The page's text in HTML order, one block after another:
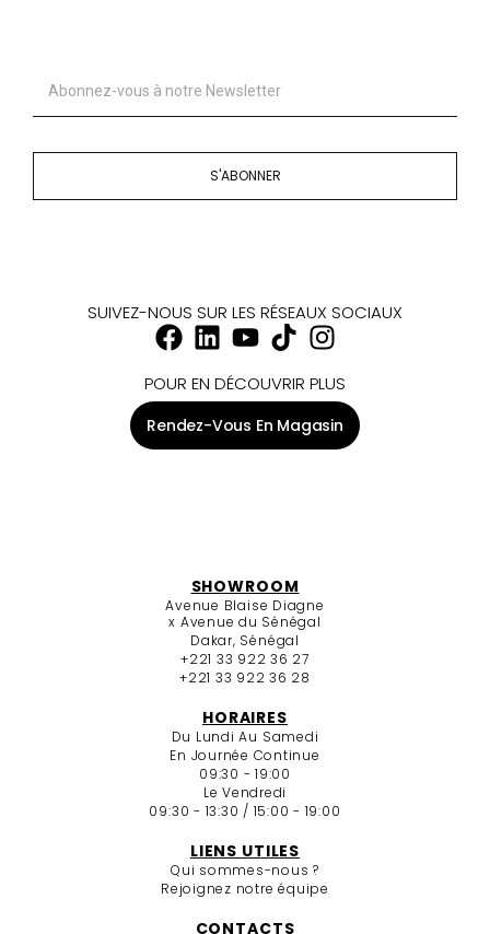
S'ABONNER
SUIVEZ-NOUS SUR LES RÉSEAUX SOCIAUX
POUR EN DÉCOUVRIR PLUS
Rendez-Vous En Magasin
SHOWROOM
Avenue Blaise Diagne
x Avenue du Sénégal
Dakar, Sénégal
+221 33 922 36 27
+221 33 922 36 28
HORAIRES
Du Lundi Au Samedi
En Journée Continue
09:30 - 19:00
Le Vendredi
09:30 - 13:30 / 15:00 - 19:00
LIENS UTILES
Qui sommes-nous ?
Rejoignez notre équipe
CONTACTS